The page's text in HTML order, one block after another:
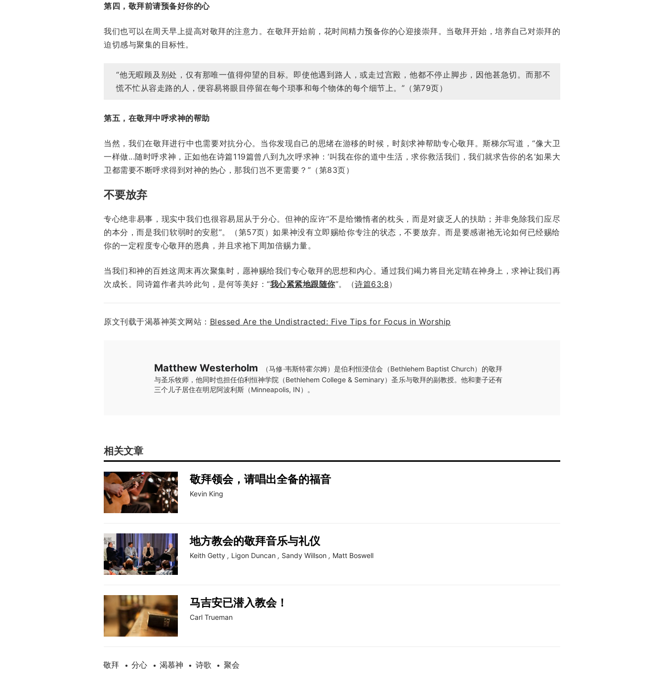
第四，敬拜前请预备好你的心
我们也可以在周天早上提高对敬拜的注意力。在敬拜开始前，花时间精力预备你的心迎接崇拜。当敬拜开始，培养自己对崇拜的
迫切感与聚集的目标性。
“他无暇顾及别处，仅有那唯一值得仰望的目标。即使他遇到路人，或走过宫殿，他都不停止脚步，因他甚急切。而那不
慌不忙从容走路的人，便容易将眼目停留在每个琐事和每个物体的每个细节上。”（第79页）
第五，在敬拜中呼求神的帮助
当然，我们在敬拜进行中也需要对抗分心。当你发现自己的思绪在游移的时候，时刻求神帮助专心敬拜。斯梯尔写道，“像大卫
一样做...随时呼求神，正如他在诗篇119篇曾八到九次呼求神：‘叫我在你的道中生活，求你救活我们，我们就求告你的名’如果大
卫都需要不断呼求得到对神的热心，那我们岂不更需要？”（第83页）
不要放弃
专心绝非易事，现实中我们也很容易屈从于分心。但神的应许“不是给懒惰者的枕头，而是对疲乏人的扶助；并非免除我们应尽
的本分，而是我们软弱时的安慰”。（第57页）如果神没有立即赐给你专注的状态，不要放弃。而是要感谢祂无论如何已经赐给
你的一定程度专心敬拜的恩典，并且求祂下周加倍赐力量。
当我们和神的百姓这周末再次聚集时，愿神赐给我们专心敬拜的思想和内心。通过我们竭力将目光定睛在神身上，求神让我们再
次成长。同诗篇作者共吟此句，是何等美好：“我心紧紧地跟随你”。（诗篇63:8）
原文刊载于渴慕神英文网站： Blessed Are the Undistracted: Five Tips for Focus in Worship
Matthew Westerholm
（马修·韦斯特霍尔姆）是伯利恒浸信会（Bethlehem Baptist Church）的敬拜
与圣乐牧师，他同时也担任伯利恒神学院（Bethlehem College & Seminary）圣乐与敬拜的副教授。他和妻子还有
三个儿子居住在明尼阿波利斯（Minneapolis, IN）。
相关文章
敬拜领会，请唱出全备的福音
Kevin King
地方教会的敬拜音乐与礼仪
Keith Getty , Ligon Duncan , Sandy Willson , Matt Boswell
马吉安已潜入教会！
Carl Trueman
敬拜 • 分心 • 渴慕神 • 诗歌 • 聚会